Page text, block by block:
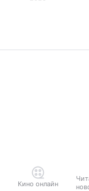
Кино онлайн